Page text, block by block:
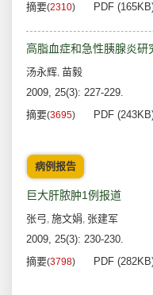
摘要(2310) PDF
高脂血症和急性胰腺炎研
汤永辉, 苗毅
2009, 25(3): 227-229.
摘要(3695) PDF
病例报告
巨大肝脓肿1例报道
张弓, 施文娟, 张建军
2009, 25(3): 230-230.
摘要(3798) PDF